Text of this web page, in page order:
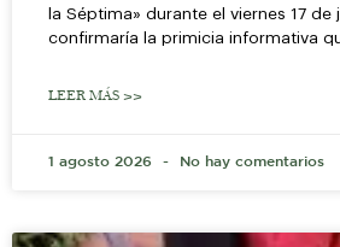
la Séptima» durante el viernes 17 de
confirmaría la primicia informativa
LEER MÁS >>
1 agosto 2026 No hay comentarios